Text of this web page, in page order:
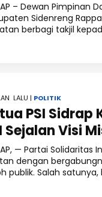
– Dewan Pimpinan
Sidenreng
berbagi takjil
LALU | POLITIK
PSI Sidrap
Sejalan Visi
— Partai Solidaritas
dengan
publik. Salah